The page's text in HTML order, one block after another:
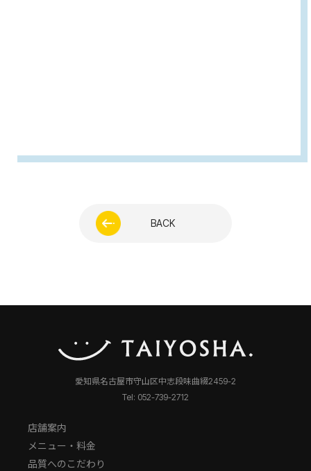
BACK
愛知県名古屋市守山区中志段味曲綴2459-2
Tel: 052-739-2712
店舗案内
メニュー・料金
品質へのこだわり